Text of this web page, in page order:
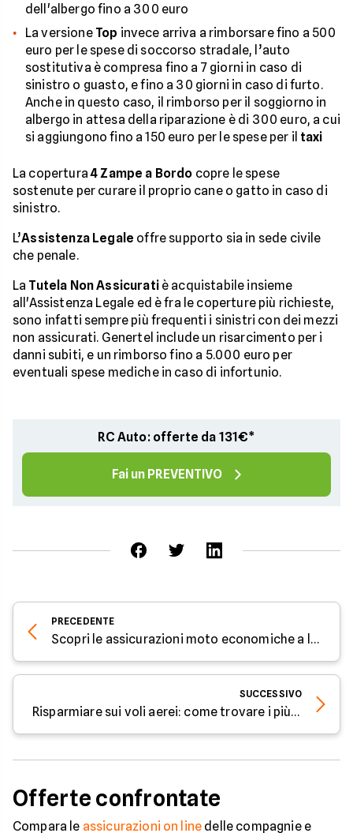
dell'albergo fino a 300 euro
La versione Top invece arriva a rimborsare fino a 500
euro per le spese di soccorso stradale, l’auto
sostitutiva è compresa fino a 7 giorni in caso di
sinistro o guasto, e fino a 30 giorni in caso di furto.
Anche in questo caso, il rimborso per il soggiorno in
albergo in attesa della riparazione è di 300 euro, a cui
si aggiungono fino a 150 euro per le spese per il taxi
La copertura4 Zampe a Bordo copre le spese
sostenute per curare il proprio cane o gatto in caso di
sinistro.
L’Assistenza Legale offre supporto sia in sede civile
che penale.
La Tutela Non Assicuratiè acquistabile insieme
all'Assistenza Legale ed è fra le coperture più richieste,
sono infatti sempre più frequenti i sinistri con dei mezzi
non assicurati. Genertel include un risarcimento per i
danni subiti, e un rimborso fino a 5.000 euro per
eventuali spese mediche in caso di infortunio.
RC Auto: offerte da 131€*
Fai un PREVENTIVO
PRECEDENTE
Scopri le assicurazioni moto economiche a luglio 2024
SUCCESSIVO
Risparmiare sui voli aerei: come trovare i più economici?
Offerte confrontate
Compara le assicurazioni on line delle compagnie e